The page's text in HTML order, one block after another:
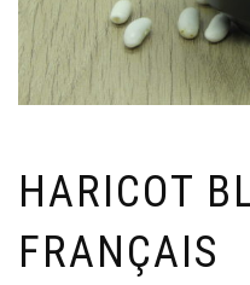
HARICOT
FRANÇAIS